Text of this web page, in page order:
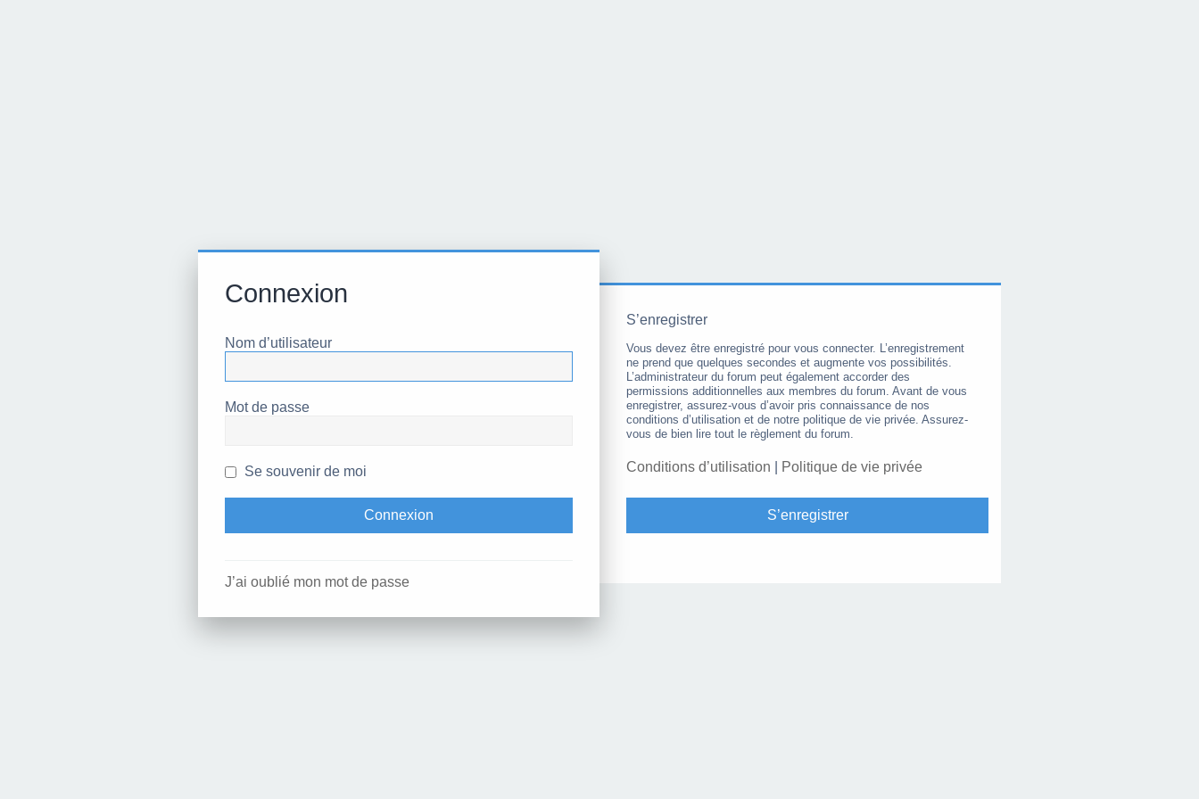
Connexion
Nom d’utilisateur
Mot de passe
Se souvenir de moi
J’ai oublié mon mot de passe
S’enregistrer
Vous devez être enregistré pour vous connecter. L’enregistrement
ne prend que quelques secondes et augmente vos possibilités.
L’administrateur du forum peut également accorder des
permissions additionnelles aux membres du forum. Avant de vous
enregistrer, assurez-vous d’avoir pris connaissance de nos
conditions d’utilisation et de notre politique de vie privée. Assurez-
vous de bien lire tout le règlement du forum.
Conditions d’utilisation Politique de vie privée
S’enregistrer